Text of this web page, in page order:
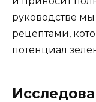
руководстве
рецептами,
потенциал